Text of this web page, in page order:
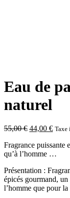
Eau de
naturel
55,00€ Le
initial
était :
44,00 €Le
actuel
est :
Taxe
Fragrance puissante
qu’à l’homme …
Présentation :
épicés gourmand,
l’homme que pour la